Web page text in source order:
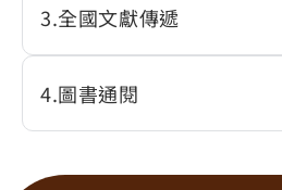
3 全國文獻傳遞
4 圖書通閱